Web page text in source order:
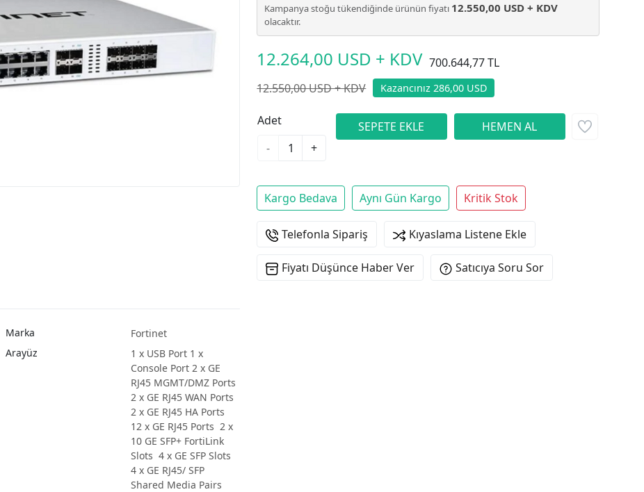
Marka
Fortinet
Arayüz
1 x USB Port 1 x
Console Port 2 x GE
RJ45 MGMT/DMZ Ports
2 x GE RJ45 WAN Ports
2 x GE RJ45 HA Ports
12 x GE RJ45 Ports 2 x
10 GE SFP+ FortiLink
Slots 4 x GE SFP Slots
4 x GE RJ45/ SFP
Shared Media Pairs
700.644,77 TL
12.264,00 USD + KDV
12.550,00 USD + KDV Kazancınız 286,00 USD
Kampanya stoğu tükendiğinde ürünün fiyatı 12.550,00 USD + KDV
olacaktır.
Adet
-
+
Kargo Bedava Aynı Gün Kargo Kritik Stok
Telefonla Sipariş Kıyaslama Listene Ekle
Fiyatı Düşünce Haber Ver Satıcıya Soru Sor